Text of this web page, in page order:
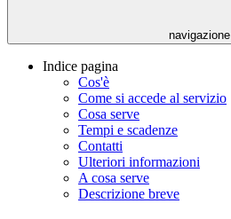
navigazione
Indice pagina
Cos'è
Come si accede al servizio
Cosa serve
Tempi e scadenze
Contatti
Ulteriori informazioni
A cosa serve
Descrizione breve